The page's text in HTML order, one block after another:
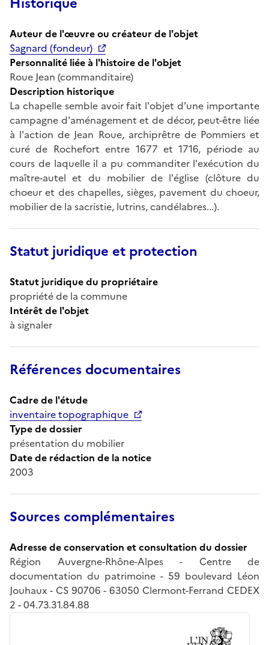
Auteur de l'œuvre ou créateur de l'objet
Sagnard (fondeur)
Personnalité liée à l'histoire de l'objet
Roue Jean (commanditaire)
Description historique
La chapelle semble avoir fait l'objet d'une importante
campagne d'aménagement et de décor, peut-être liée
à l'action de Jean Roue, archiprêtre de Pommiers et
curé de Rochefort entre 1677 et 1716, période au
cours de laquelle il a pu commanditer l'exécution du
maître-autel et du mobilier de l'église (clôture du
choeur et des chapelles, sièges, pavement du choeur,
mobilier de la sacristie, lutrins, candélabres...).
Statut juridique et protection
Statut juridique du propriétaire
propriété de la commune
Intérêt de l'objet
à signaler
Références documentaires
Cadre de l'étude
inventaire topographique
Type de dossier
présentation du mobilier
Date de rédaction de la notice
2003
Sources complémentaires
Adresse de conservation et consultation du dossier
Région Auvergne-Rhône-Alpes - Centre de
documentation du patrimoine - 59 boulevard Léon
Jouhaux - CS 90706 - 63050 Clermont-Ferrand CEDEX
2 - 04.73.31.84.88